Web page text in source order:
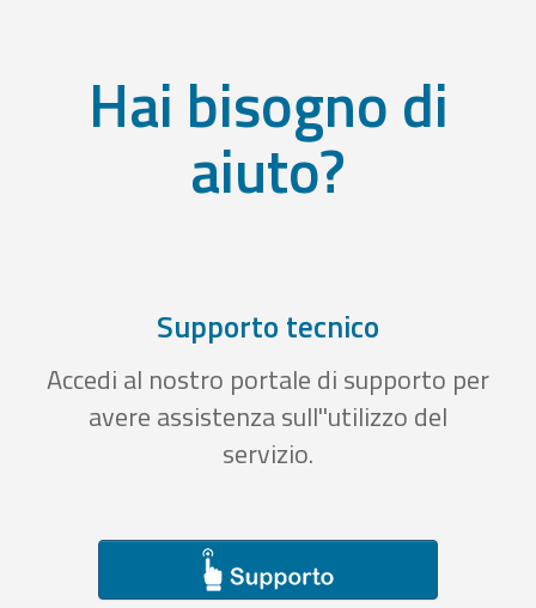
Hai bisogno di
aiuto?
Supporto tecnico
Accedi al nostro portale di supporto per
avere assistenza sull''utilizzo del
servizio.